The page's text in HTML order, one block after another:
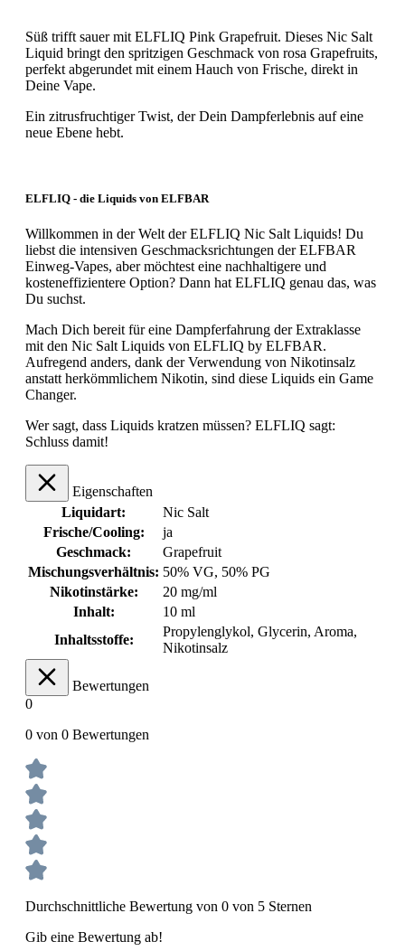
Süß trifft sauer mit ELFLIQ Pink Grapefruit. Dieses Nic Salt
Liquid bringt den spritzigen Geschmack von rosa Grapefruits,
perfekt abgerundet mit einem Hauch von Frische, direkt in
Deine Vape.
Ein zitrusfruchtiger Twist, der Dein Dampferlebnis auf eine
neue Ebene hebt.
ELFLIQ - die Liquids von ELFBAR
Willkommen in der Welt der ELFLIQ Nic Salt Liquids! Du
liebst die intensiven Geschmacksrichtungen der ELFBAR
Einweg-Vapes, aber möchtest eine nachhaltigere und
kosteneffizientere Option? Dann hat ELFLIQ genau das, was
Du suchst.
Mach Dich bereit für eine Dampferfahrung der Extraklasse
mit den Nic Salt Liquids von ELFLIQ by ELFBAR.
Aufregend anders, dank der Verwendung von Nikotinsalz
anstatt herkömmlichem Nikotin, sind diese Liquids ein Game
Changer.
Wer sagt, dass Liquids kratzen müssen? ELFLIQ sagt:
Schluss damit!
Eigenschaften
Liquidart:
Nic Salt
Frische/Cooling:
ja
Geschmack:
Grapefruit
Mischungsverhältnis: 50% VG, 50% PG
Nikotinstärke:
20 mg/ml
Inhalt:
10 ml
Inhaltsstoffe:
Propylenglykol, Glycerin, Aroma,
Nikotinsalz
Bewertungen
0
0 von 0 Bewertungen
Durchschnittliche Bewertung von 0 von 5 Sternen
Gib eine Bewertung ab!